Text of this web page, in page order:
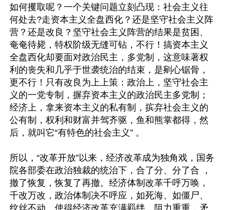
如何攫取呢？一个关键问题立刻凸现：社会主义往
何处去?走资本主义全盘西化？还是坚守社会主义阵
营？还是改良？坚守社会主义阵营的结果是贫困、
奄奄待毙，特权阶级无缝可钻，不行！搞资本主义
全盘西化却要面对政治民主，多党制，这意味著权
利的丧失和几乎于世袭统治的结束，是剜心锯骨，
更不行！只有改良为上上策：政治上，坚守社会主
义的一党专制，摒弃资本主义的政治民主多党制；
经济上，拿来资本主义的私有制，摈弃社会主义的
公有制，权利和财富并驾齐驱，鱼和熊掌都得，然
后，就叫它“有特色的社会主义” 。
所以，“改革开放”以来，经济改革成为独角戏，国务
院各部委在政治独裁的统治下，合了分、分了合 ，
撤了恢复，恢复了再撤。经济体制改革千呼万唤，
千改万改，政治体制决不呼应，如死海、如僵尸、
纹丝不动，使得经济改革充满羁绊，阻力重重，矛